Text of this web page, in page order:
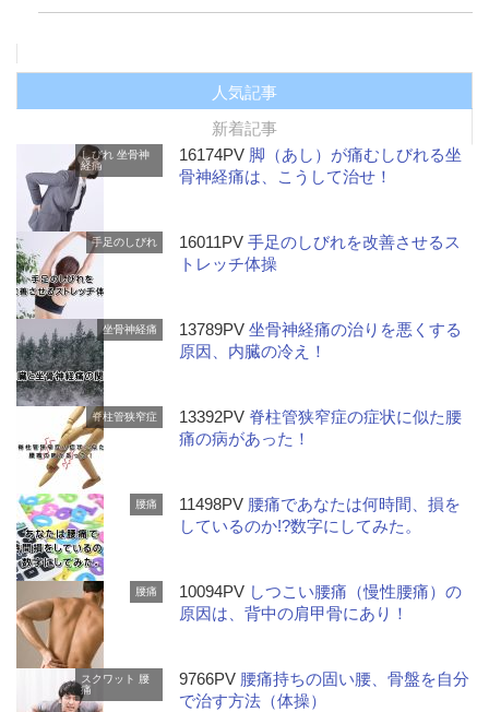
人気記事
新着記事
しびれ 坐骨神
経痛
16174PV 脚（あし）が痛むしびれる坐
骨神経痛は、こうして治せ！
手足のしびれ 16011PV手足のしびれを改善させるス
トレッチ体操
坐骨神経痛 13789PV坐骨神経痛の治りを悪くする
原因、内臓の冷え！
脊柱管狭窄症 13392PV 脊柱管狭窄症の症状に似た腰
痛の病があった！
腰痛 11498PV 腰痛であなたは何時間、損を
しているのか!?数字にしてみた。
腰痛 10094PV しつこい腰痛（慢性腰痛）の
原因は、背中の肩甲骨にあり！
スクワット 腰
痛
9766PV 腰痛持ちの固い腰、骨盤を自分
で治す方法（体操）